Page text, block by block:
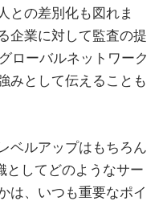
との差別化も図れま
企業に対して監査の提
ローバルネットワーク
みとして伝えることも
ルアップはもちろん
としてどのようなサー
は、いつも重要なポイ